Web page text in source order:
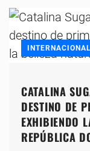
CATALINA
DESTINO DE
EXHIBIENDO
REPÚBLICA